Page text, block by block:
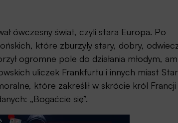
ówczesny świat, czyli stara Europa. Po
które zburzyły stary, dobry,
ogromne pole do działania młodym,
uliczek Frankfurtu i innych miast
które zakreślił w skrócie król Francji
„Bogaćcie się”.